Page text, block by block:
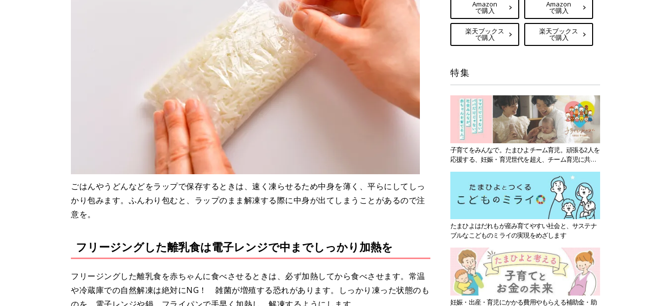
ごはんやうどんなどをラップで保存するときは、速く凍らせるため中身を薄く、平らにしてしっ
かり包みます。ふんわり包むと、ラップのまま解凍する際に中身が出てしまうことがあるので注
意を。
フリージングした離乳食は電子レンジで中までしっかり加熱を
フリージングした離乳食を赤ちゃんに食べさせるときは、必ず加熱してから食べさせます。常温
や冷蔵庫での自然解凍は絶対にNG！ 雑菌が増殖する恐れがあります。しっかり凍った状態のも
Amazon
で購入
楽天ブックス
で購入
Amazon
で購入
楽天ブックス
で購入
特集
子育てをみんなで。たまひよチーム育児。頑張る2人を
応援する、妊娠・育児世代を超え、チーム育児に共感
たまひよはだれもが産み育てやすい社会と、サステナ
ブルなこどものミライの実現をめざします
妊娠・出産・育児にかかる費用やもらえる補助金・助